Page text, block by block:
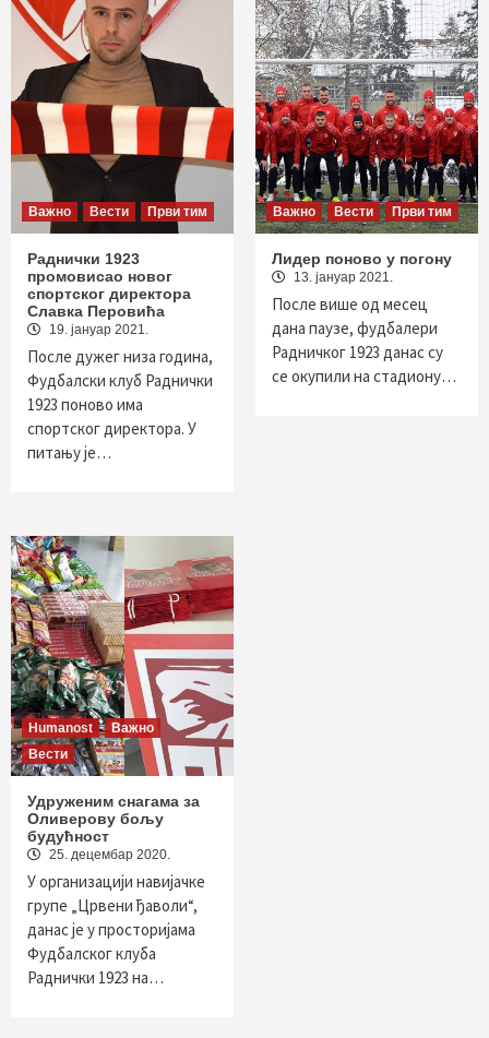
Важно Вести Први тим
Раднички 1923
промовисао новог
спортског директора
Славка Перовића
19. јануар 2021.
После дужег низа година,
Фудбалски клуб Раднички
1923 поново има
спортског директора. У
питању је…
Важно Вести Први тим
Лидер поново у погону
13. јануар 2021.
После више од месец
дана паузе, фудбалери
Радничког 1923 данас су
се окупили на стадиону…
Humanost
Важно
Вести
Удруженим снагама за
Оливерову бољу
будућност
25. децембар 2020.
У организацији навијачке
групе „Црвени ђаволи“,
данас је у просторијама
Фудбалског клуба
Раднички 1923 на…